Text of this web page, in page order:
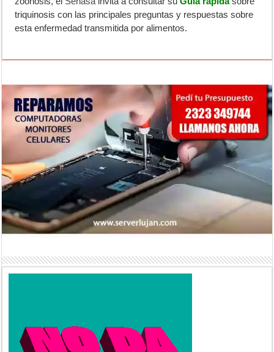
triquinosis con las principales preguntas y respuestas sobre
esta enfermedad transmitida por alimentos.